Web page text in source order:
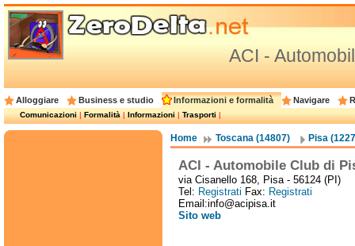
ACI -
Alloggiare Business e studio Informazioni e formalità Navigare
Comunicazioni|Formalità|Informazioni|Trasporti|
Home Toscana (14807) Pisa
ACI - Automobile Club di
via Cisanello 168, Pisa - 56124 (PI)
Tel: Registrati Fax: Registrati
Email:info@acipisa.it
Sito web